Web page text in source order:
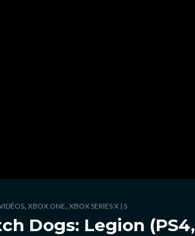
, XBOX ONE, XBOX SERIES X | S
Dogs: Legion (PS4,